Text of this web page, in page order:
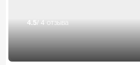
4.5/ 4 отзыва